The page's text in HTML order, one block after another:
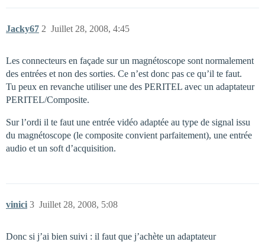
Jacky67 Juillet 28, 2008, 4:45
2
Les connecteurs en façade sur un magnétoscope sont normalement
des entrées et non des sorties. Ce n’est donc pas ce qu’il te faut.
Tu peux en revanche utiliser une des PERITEL avec un adaptateur
PERITEL/Composite.
Sur l’ordi il te faut une entrée vidéo adaptée au type de signal issu
du magnétoscope (le composite convient parfaitement), une entrée
audio et un soft d’acquisition.
vinici Juillet 28, 2008, 5:08
3
Donc si j’ai bien suivi : il faut que j’achète un adaptateur